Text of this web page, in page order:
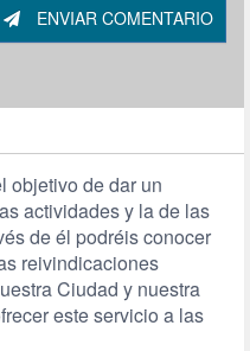
ENVIAR COMENTARIO
objetivo de dar un
actividades y la de las
de él podréis conocer
reivindicaciones
Ciudad y nuestra
este servicio a las